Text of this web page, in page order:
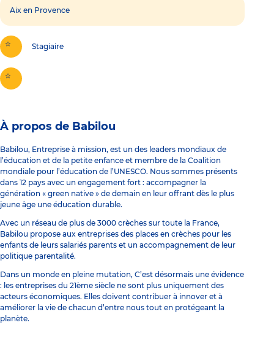
Aix en Provence
Stagiaire
À propos de Babilou
Babilou, Entreprise à mission, est un des leaders mondiaux de
l’éducation et de la petite enfance et membre de la Coalition
mondiale pour l’éducation de l’UNESCO. Nous sommes présents
dans 12 pays avec un engagement fort : accompagner la
génération « green native » de demain en leur offrant dès le plus
jeune âge une éducation durable.
Avec un réseau de plus de 3000 crèches sur toute la France,
Babilou propose aux entreprises des places en crèches pour les
enfants de leurs salariés parents et un accompagnement de leur
politique parentalité.
Dans un monde en pleine mutation, C’est désormais une évidence
: les entreprises du 21ème siècle ne sont plus uniquement des
acteurs économiques. Elles doivent contribuer à innover et à
améliorer la vie de chacun d’entre nous tout en protégeant la
planète.